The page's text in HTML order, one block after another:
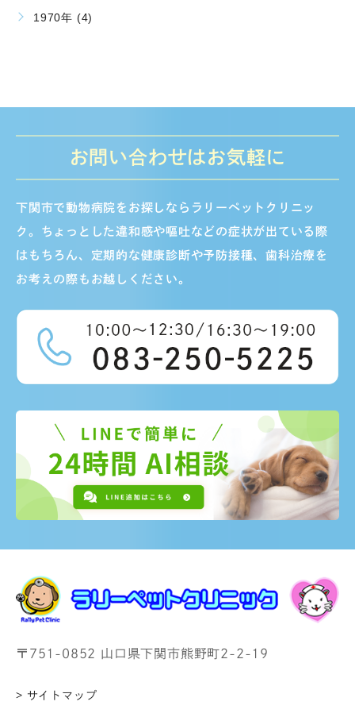
1970年 (4)
お問い合わせはお気軽に
下関市で動物病院をお探しならラリーペットクリニッ
ク。ちょっとした違和感や嘔吐などの症状が出ている際
はもちろん、定期的な健康診断や予防接種、歯科治療を
お考えの際もお越しください。
〒751-0852 山口県下関市熊野町2-2-19
> サイトマップ